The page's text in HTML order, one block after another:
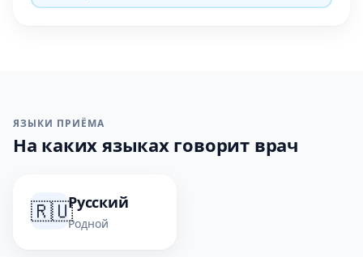
ЯЗЫКИ ПРИЁМА
На каких языках говорит врач
🇷🇺Русский
Родной